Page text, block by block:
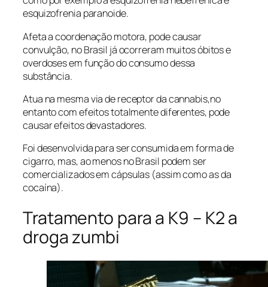
esquizofrenia paranoide.
Afeta a coordenação motora, pode causar
convulção, no Brasil já ocorreram muitos óbitos e
overdoses em função do consumo dessa
substância.
Atua na mesma via de receptor da cannabis,no
entanto com efeitos totalmente diferentes, pode
causar efeitos devastadores.
Foi desenvolvida para ser consumida em forma de
cigarro, mas, ao menos no Brasil podem ser
comercializados em cápsulas (assim como as da
cocaína).
Tratamento para a K9 – K2 a
droga zumbi